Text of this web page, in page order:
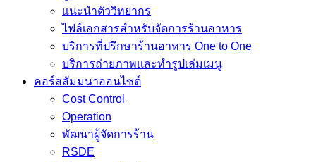
แนะนำตัววิทยากร
ไฟล์เอกสารสำหรับจัดการร้านอาหาร
บริการที่ปรึกษาร้านอาหาร One to One
บริการถ่ายภาพและทำรูปเล่มเมนู
คอร์สสัมมนาออนไซต์
Cost Control
Operation
พัฒนาผู้จัดการร้าน
RSDE